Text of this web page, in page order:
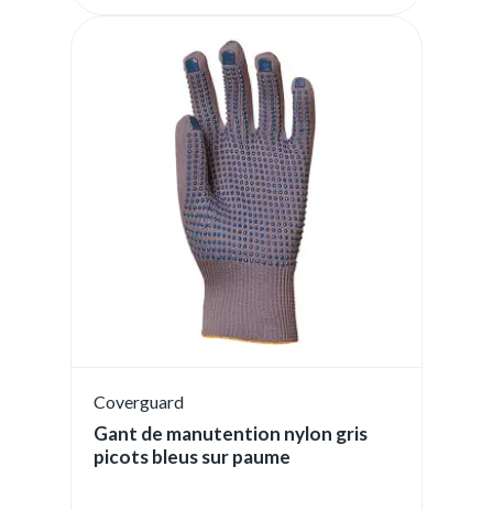
Coverguard
Gant de manutention nylon gris
picots bleus sur paume